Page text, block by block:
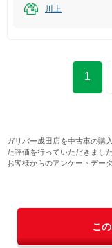
川上
1
ガリバー成田店を中古車の購
た評価を行っていただきました
お客様からのアンケートデー
こ